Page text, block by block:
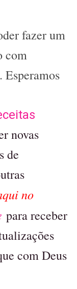
fazer um
com
novas
de
no
para receber
com Deus